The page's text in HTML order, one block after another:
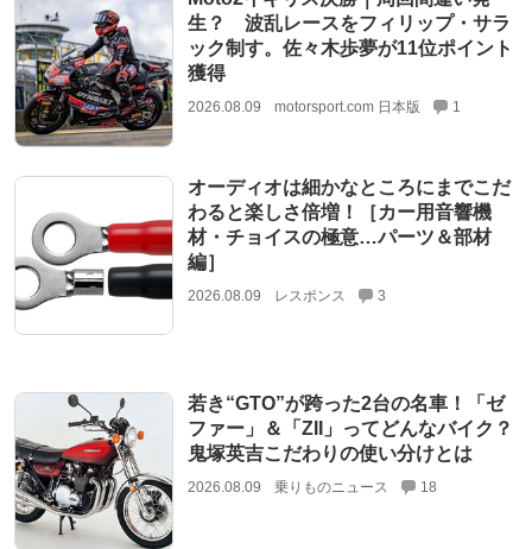
生？ 波乱レースをフィリップ・サラ
ック制す。佐々木歩夢が11位ポイント
獲得
2026.08.09 motorsport.com 日本版 1
オーディオは細かなところにまでこだ
わると楽しさ倍増！［カー用音響機
材・チョイスの極意…パーツ＆部材
編］
2026.08.09 レスポンス 3
若き“GTO”が跨った2台の名車！「ゼ
ファー」＆「ZII」ってどんなバイク？
鬼塚英吉こだわりの使い分けとは
2026.08.09 乗りものニュース 18